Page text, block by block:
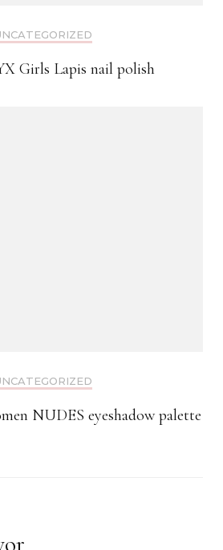
Girls Lapis nail polish
NUDES eyeshadow palette